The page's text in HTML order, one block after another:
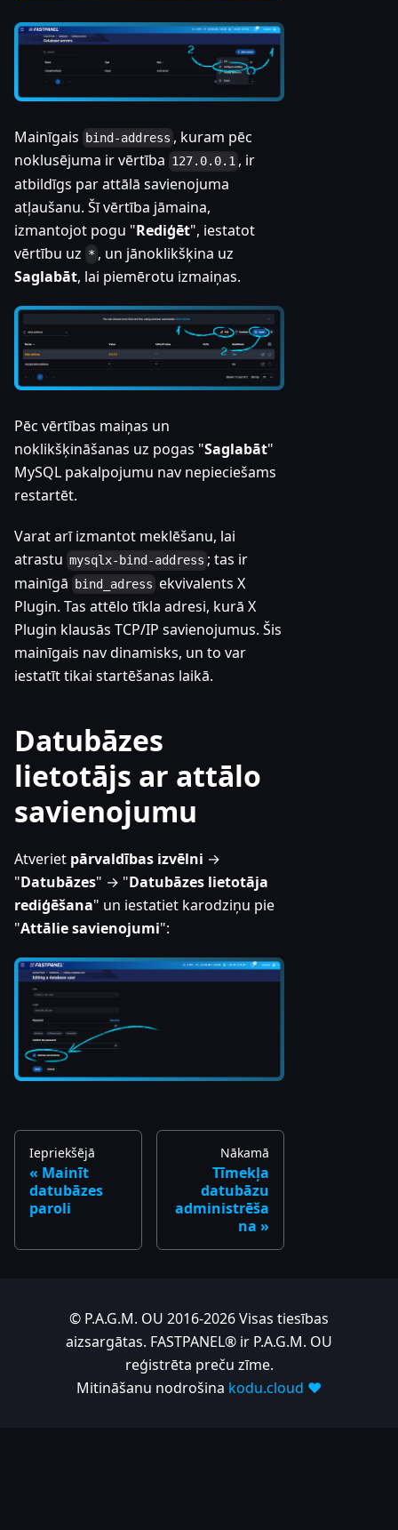
Mainīgais bind-address , kuram pēc
noklusējuma ir vērtība 127.0.0.1 , ir
atbildīgs par attālā savienojuma
atļaušanu. Šī vērtība jāmaina,
izmantojot pogu "Rediģēt", iestatot
vērtību uz * , un jānoklikšķina uz
Saglabāt, lai piemērotu izmaiņas.
Pēc vērtības maiņas un
noklikšķināšanas uz pogas "Saglabāt"
MySQL pakalpojumu nav nepieciešams
restartēt.
Varat arī izmantot meklēšanu, lai
atrastu mysqlx-bind-address ; tas ir
mainīgā
bind_adress ekvivalents X
Plugin. Tas attēlo tīkla adresi, kurā X
Plugin klausās TCP/IP savienojumus. Šis
mainīgais nav dinamisks, un to var
iestatīt tikai startēšanas laikā.
Datubāzes
lietotājs ar attālo
savienojumu
Atveriet pārvaldības izvēlni →
"Datubāzes" → "Datubāzes lietotāja
rediģēšana" un iestatiet karodziņu pie
"Attālie savienojumi":
Iepriekšējā
Mainīt
datubāzes
paroli
Nākamā
Tīmekļa
datubāzu
administrēša
na
© P.A.G.M. OU 2016-2026 Visas tiesības
aizsargātas. FASTPANEL® ir P.A.G.M. OU
reģistrēta preču zīme.
Mitināšanu nodrošina kodu.cloud ❤️